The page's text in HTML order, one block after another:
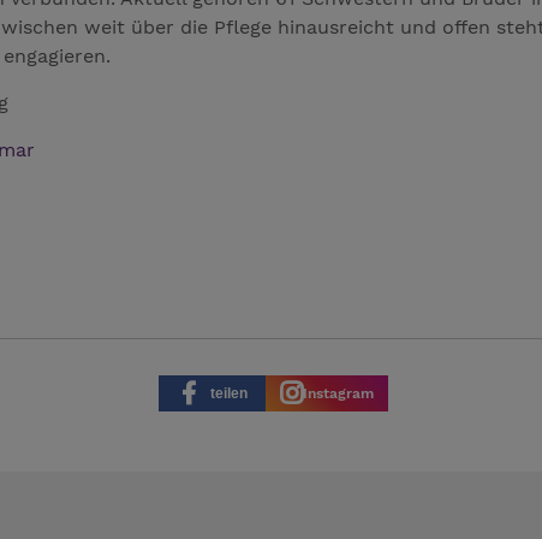
weit über die Pflege hinausreicht und offen
teilen Instagram